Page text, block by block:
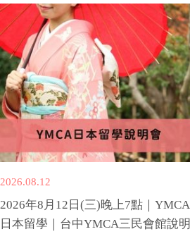
2026.08.12
2026年8月12日(三)晚上7點｜YMCA
日本留學｜台中YMCA三民會館說明